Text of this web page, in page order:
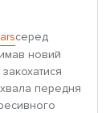
серед
новий
передня